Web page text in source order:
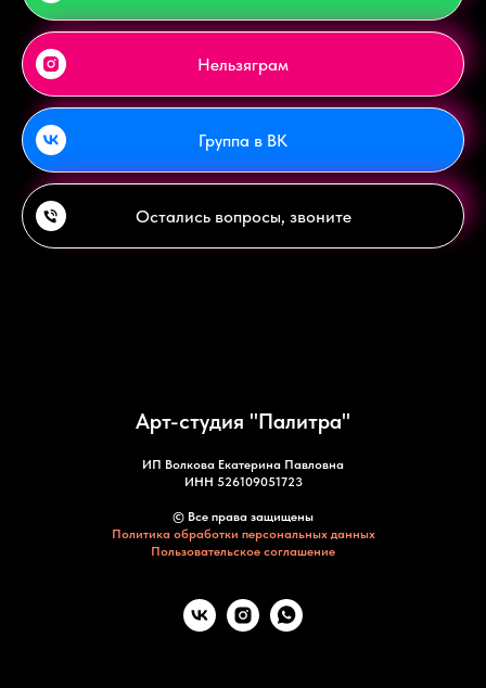
Нельзяграм
Группа в ВК
Остались вопросы, звоните
Арт-студия "Палитра"
ИП Волкова Екатерина Павловна
ИНН 526109051723
© Все права защищены
Политика обработки персональных данных
Пользовательское соглашение